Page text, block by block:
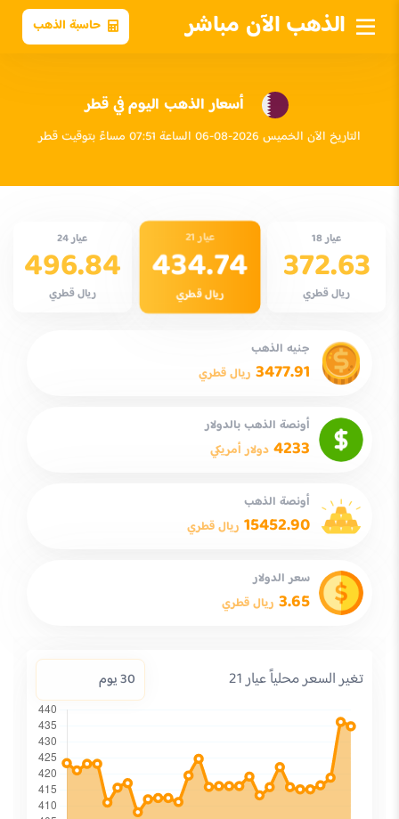
الذهب الآن مباشر حاسبة الذهب
أسعار الذهب اليوم في قطر
التاريخ الآن الخميس 2026-08-06 الساعة 07:51 مساءً بتوقيت قطر
عيار 18
372.63
ريال قطري
عيار 21
434.74
ريال قطري
عيار 24
496.84
ريال قطري
جنيه الذهب
3477.91 ريال قطري
أونصة الذهب بالدولار
4233 دولار أمريكي
أونصة الذهب
15452.90 ريال قطري
سعر الدولار
3.65 ريال قطري
تغير السعر محلياً عيار 21